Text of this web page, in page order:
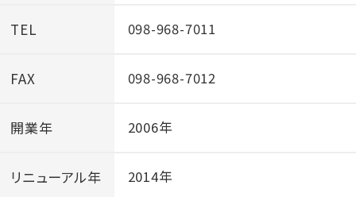
し。
サウナの営業時間は毎日午前8時から午後10時までご
けます。
バレルサウナで日常のストレスから解放され、自然と一
TEL 098-968-7011
FAX 098-968-7012
開業年 2006年
リニューアル年 2014年